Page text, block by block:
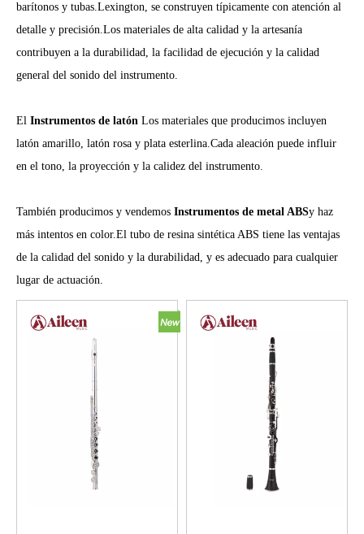
barítonos y tubas.Lexington, se construyen típicamente con atención al
detalle y precisión.Los materiales de alta calidad y la artesanía
contribuyen a la durabilidad, la facilidad de ejecución y la calidad
general del sonido del instrumento.
El Instrumentos de latón Los materiales que producimos incluyen
latón amarillo, latón rosa y plata esterlina.Cada aleación puede influir
en el tono, la proyección y la calidez del instrumento.
También producimos y vendemos Instrumentos de metal ABSy haz
más intentos en color.El tubo de resina sintética ABS tiene las ventajas
de la calidad del sonido y la durabilidad, y es adecuado para cualquier
lugar de actuación.